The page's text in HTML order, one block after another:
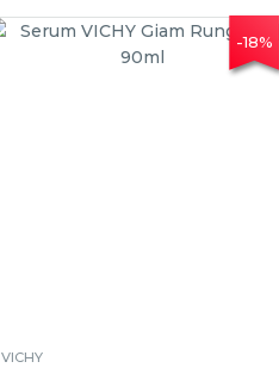
-18%
VICHY